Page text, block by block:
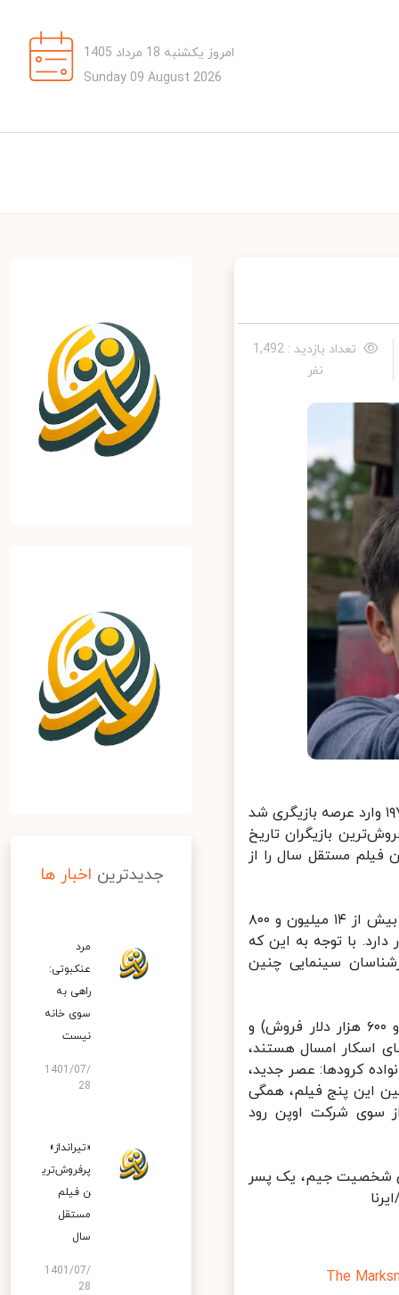
امروز یکشنبه 18 مرداد 1405
Sunday 09 August 2026
تعداد بازدید : 1,492
نفر
لیام نیسن ۶۸ ساله یکی از سوپراستارهای سینمای جهان است که از سال ۱۹۷۶ وارد عرصه بازیگری شد
بازیگران تاریخ
مستقل سال را از
فیلم تیرانداز (The Marksman) با نقش‌آفرینی نیسن در حال حاضر با کمی بیش از ۱۴ میلیون و ۸۰۰
با توجه به این که
سینمایی چنین
تیرانداز نه تنها از دیگر فیلم‌های مستقل سال از جمله میناری (۱ میلیون و ۶۰۰ هزار دلار فروش) و
از نامزدهای اسکار امسال هستند،
بلکه پس از فیلم‌هایی چون زن شگفت انگیز ۱۹۸۴، خانواده کرودها: عصر جدید،
این پنج فیلم، همگی
سوی شرکت اوپن رود
لیام نیسن در نقش شخصیت جیم، یک پسر
The
جدیدترین اخبار ها
مرد
عنکبوتی:
راهی به
سوی خانه
نیست
1401/07/
28
«تیرانداز»
پرفروش‌تری
ن فیلم
مستقل
سال
1401/07/
28